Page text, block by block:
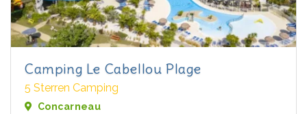
Camping Le Cabellou Plage
5 Sterren Camping
Concarneau